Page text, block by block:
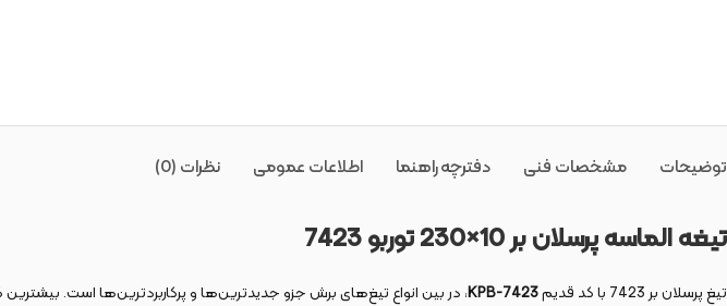
توضیحات نظرات (0) مشخصات فنی اطلاعات عمومی دفترچه راهنما
تيغه الماسه پرسلان بر 10×230 توربو 7423
تیغ پرسلان بر 7423 با کد قدیم KPB-7423، در بین انواع تیغ‌های برش جزو جدیدترین‌ها و پرکاربردترین‌ها است.